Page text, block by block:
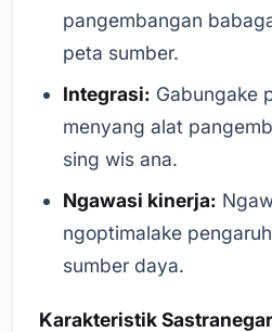
pangembangan
peta sumber.
Integrasi: Gabungake
menyang alat
sing wis ana.
Ngawasi kinerja:
ngoptimalake
sumber daya.
Karakteristik